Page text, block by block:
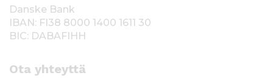
Danske Bank
IBAN: FI38 8000 1400 1611 30
BIC: DABAFIHH
Ota yhteyttä